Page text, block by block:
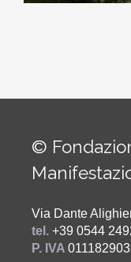
©
Via Dante
tel. +39 0544
P. IVA